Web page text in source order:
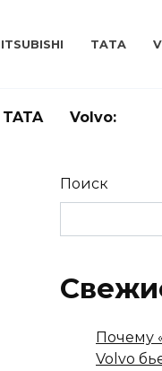
TATA
TATA Volvo:
Поиск
Почему
Volvo